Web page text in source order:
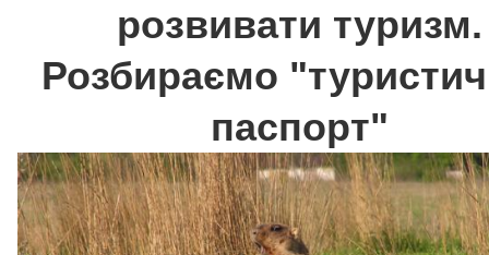
розвивати туризм.
Розбираємо
паспорт"